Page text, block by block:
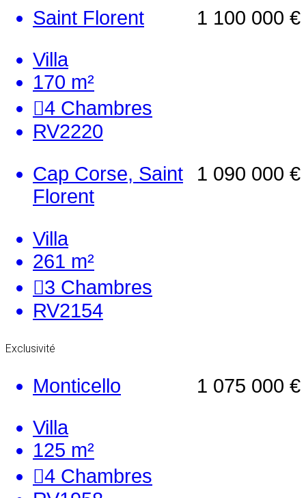
1 100 000 €
Saint Florent
Villa
170 m²
4 Chambres
RV2220
1 090 000 €
Cap Corse, Saint
Florent
Villa
261 m²
3 Chambres
RV2154
Exclusivité
1 075 000 €
Monticello
Villa
125 m²
4 Chambres